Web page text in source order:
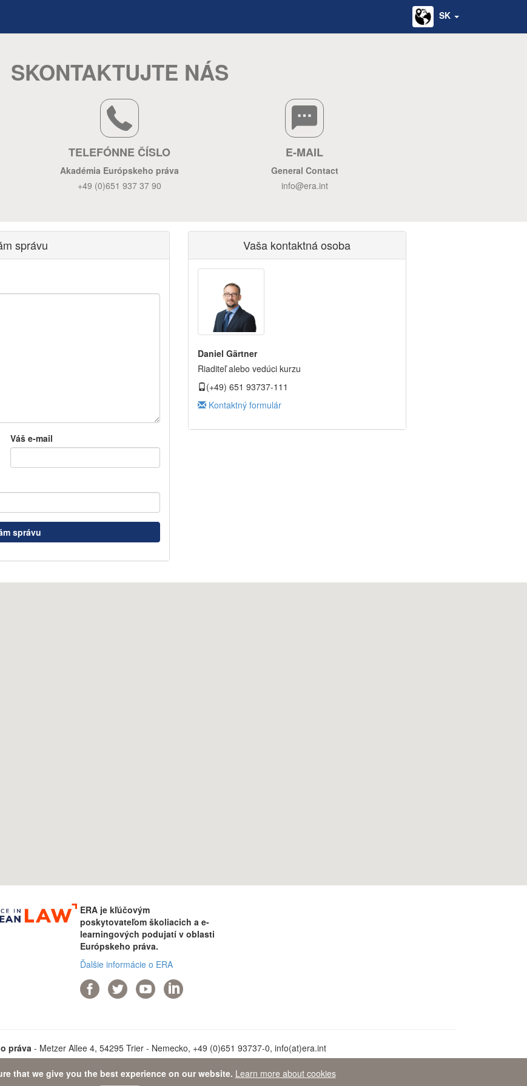
SK
SKONTAKTUJTE NÁS
TELEFÓNNE ČÍSLO
Akadémia Európskeho práva
+49 (0)651 937 37 90
E-MAIL
General Contact
info@era.int
správu
Váš e-mail
správu
Vaša kontaktná osoba
Daniel Gärtner
Riaditeľ alebo vedúci kurzu
(+49) 651 93737-111
Kontaktný formulár
that we give you the best experience on our website. Learn more about cookies
ERA je kľúčovým
poskytovateľom školiacich a e-
learningových podujatí v oblasti
Európskeho práva.
Ďalšie informácie o ERA
práva - Metzer Allee 4, 54295 Trier - Nemecko, +49 (0)651 93737-0, info(at)era.int